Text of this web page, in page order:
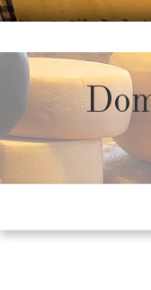
to
content